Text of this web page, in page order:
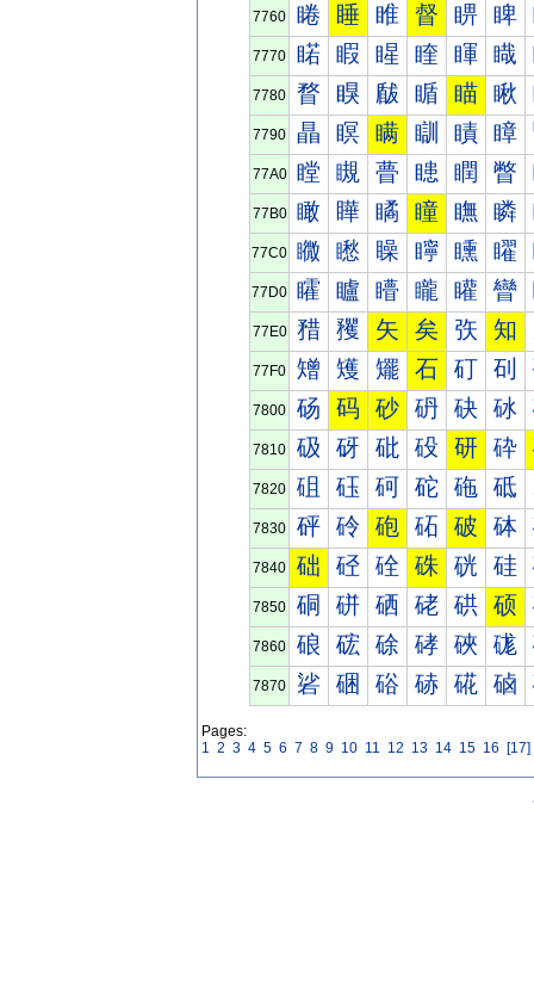
7760 睠 睡 睢 督 睤 睥
7770 睰 睱 睲 睳 睴 睵
7780 瞀 瞁 瞂 瞃 瞄 瞅
7790 瞐 瞑 瞒 瞓 瞔 瞕
77A0 瞠 瞡 瞢 瞣 瞤 瞥
77B0 瞰 瞱 瞲 瞳 瞴 瞵
77C0 矀 矁 矂 矃 矄 矅
77D0 矐 矑 矒 矓 矔 矕
77E0 矠 矡 矢 矣 矤 知
77F0 矰 矱 矲 石 矴 矵
7800 砀 码 砂 砃 砄 砅
7810 砐 砑 砒 砓 研 砕
7820 砠 砡 砢 砣 砤 砥
7830 砰 砱 砲 砳 破 砵
7840 础 硁 硂 硃 硄 硅
7850 硐 硑 硒 硓 硔 硕
7860 硠 硡 硢 硣 硤 硥
7870 硰 硱 硲 硳 硴 硵
Pages:
1 2 3 4 5 6 7 8 9 10 11 12 13 14 15 16 [17]